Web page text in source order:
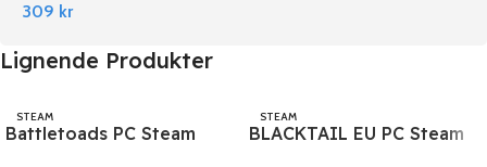
309 kr
Lignende Produkter
STEAM
Battletoads PC Steam
STEAM
BLACKTAIL EU PC Steam